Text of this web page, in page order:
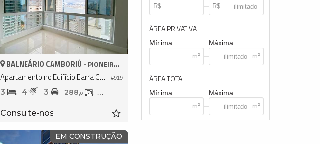
ÁREA PRIVATIVA
Mínima Máxima
ÁREA TOTAL
Mínima Máxima
#919
BALNEÁRIO CAMBORIÚ - PIONEIROS
Apartamento no Edifício Barra Garden Residencial
3 4 3 288,0 134,
Consulte-nos
EM CONSTRUÇÃO